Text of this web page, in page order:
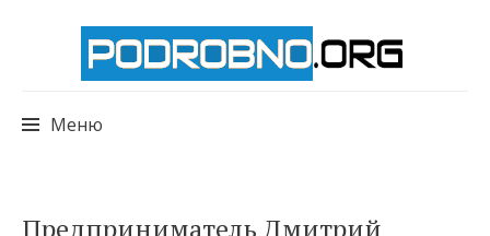
Меню
к
Предприниматель Дмитрий